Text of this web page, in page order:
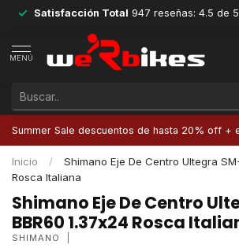
Satisfacción Total 947 reseñas: 4.5 de 5
MENÚ
Summer Sale descuentos de hasta 20% off +
Inicio /
Shimano Eje De Centro Ultegra
Rosca Italiana
Shimano Eje De Centro
BBR60 1.37x24 Rosca
SHIMANO